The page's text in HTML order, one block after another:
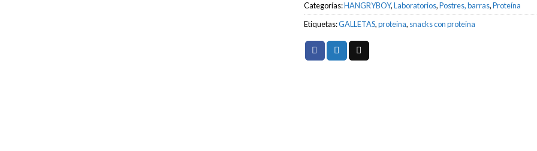
Categorías:HANGRYBOY,Laboratorios,Postres, barras,Proteína
Etiquetas:GALLETAS,proteina, snacks con proteina